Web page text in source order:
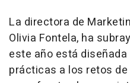
La directora de
Olivia Fontela, ha
este año está
prácticas a los retos